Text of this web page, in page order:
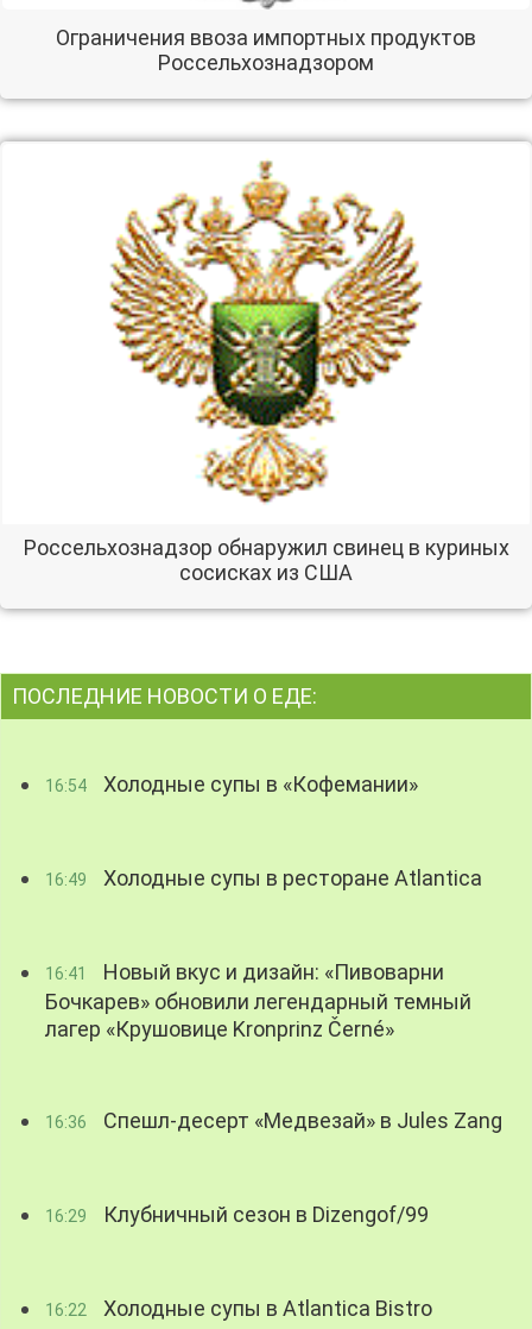
Ограничения ввоза импортных продуктов
Россельхознадзором
Россельхознадзор обнаружил свинец в куриных
сосисках из США
ПОСЛЕДНИЕ НОВОСТИ О ЕДЕ:
16:54 Холодные супы в «Кофемании»
16:49 Холодные супы в ресторане Atlantica
16:41
Новый вкус и дизайн: «Пивоварни
Бочкарев» обновили легендарный темный
лагер «Крушовице Kronprinz Černé»
16:36 Спешл-десерт «Медвезай» в Jules Zang
16:29 Клубничный сезон в Dizengof/99
16:22 Холодные супы в Atlantica Bistro